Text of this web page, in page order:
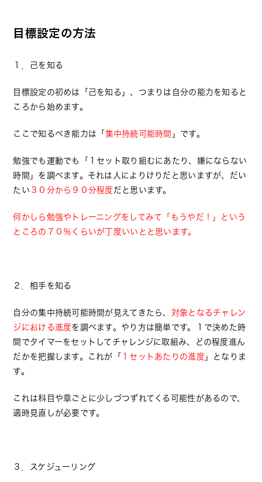
目標設定の方法
１．己を知る
目標設定の初めは「己を知る」、つまりは自分の能力を知ると
ころから始めます。
ここで知るべき能力は「 集中持続可能時間 」です。
勉強でも運動でも「１セット取り組むにあたり、嫌にならない
時間」を調べます。それは人によりけりだと思いますが、だい
たい ３０分から９０分程度だと思います。
何かしら勉強やトレーニングをしてみて「もうやだ！」という
ところの７０％くらいが丁度いいとと思います。
２．相手を知る
自分の集中持続可能時間が見えてきたら、 対象となるチャレン
ジにおける進度を調べます。やり方は簡単です。１で決めた時
間でタイマーをセットしてチャレンジに取組み、どの程度進ん
だかを把握します。これが「 １セットあたりの進度」となりま
す。
これは科目や章ごとに少しづつずれてくる可能性があるので、
適時見直しが必要です。
３．スケジューリング